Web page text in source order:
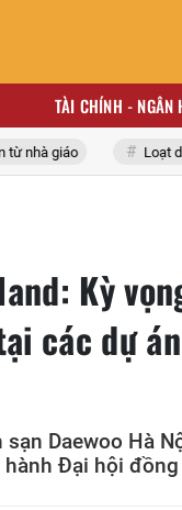
TÀI CHÍNH - NGÂN
giáo Loạt
Kỳ
các dự
Daewoo Hà
Đại hội